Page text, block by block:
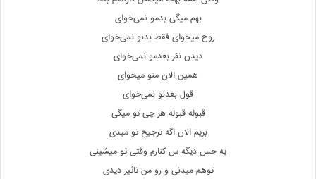
بهم میگی‌ بدمو نمی‌خوای
روح میخوای‌ فقط بدنو نمی‌خوای
دیدن نفر بعدمو نمی‌خوای
همین الان منو میخوای‌
قول بعدنو نمی‌خوای
قبوله قبوله هر چی‌ تو میگی‌
بریم الان اگه ترجیح تو میدی
یه حس دیگه س‌ کنارم وقتی تو میشینی
توهم میدنی و رو من تاثیر دیدی